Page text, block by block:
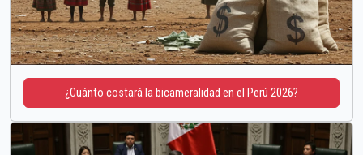
¿Cuánto costará la bicameralidad en el Perú 2026?